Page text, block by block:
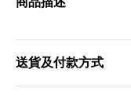
送貨及付款方式